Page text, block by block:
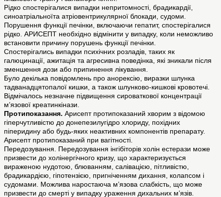
Рідко спостерігалися випадки непритомності, брадикардії,
синоатріальноїта атріовентрикулярної блокади, судоми.
Порушення функції печінки, включаючи гепатит, спостерігалися
рідко. АРИСЕПТ необхідно відмінити у випадку, коли неможливо
встановити причину порушень функції печінки.
Спостерігались випадки психічних розладів, таких як
галюцинації, ажитація та агресивна поведінка, які зникали після
зменшення дози або припинення лікування.
Було декілька повідомлень про анорексію, виразки шлунка
тадванадцятопалої кишки, а також шлунково-кишкові кровотечі.
Відмічалось незначне підвищення сироваткової концентрації
м’язової креатинкінази.
Протипоказання. Арисепт протипоказаний хворим з відомою
гіперчутливістю до донепезилугідро хлориду, похідних
піперидину або будь-яких неактивних компонентів препарату.
Арисепт протипоказаний при вагітності.
Передозування. Передозування інгібіторів холін естерази може
призвести до холінергічного кризу, що характеризується
вираженою нудотою, блюванням, салівацією, пітливістю,
брадикардією, гіпотензією, пригніченням дихання, колапсом і
судомами. Можлива наростаюча м’язова слабкість, що може
призвести до смерті у випадку ураження дихальних м’язів.